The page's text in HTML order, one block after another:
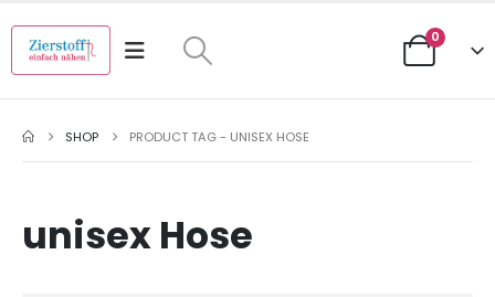
0
SHOP PRODUCT TAG - UNISEX HOSE
unisex Hose